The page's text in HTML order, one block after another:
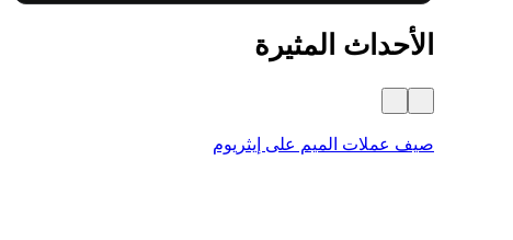
الأحداث المثيرة
صيف عملات الميم على إيثريوم